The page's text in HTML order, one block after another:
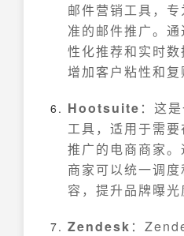
邮件营销工具，
准的邮件推广。
性化推荐和实时
增加客户粘性和复
Hootsuite ：这
工具，适用于需
推广的电商商家
商家可以统一调
容，提升品牌曝光
Zendesk ：